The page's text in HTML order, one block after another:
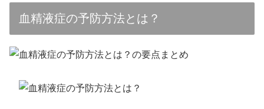
血精液症の予防方法とは？